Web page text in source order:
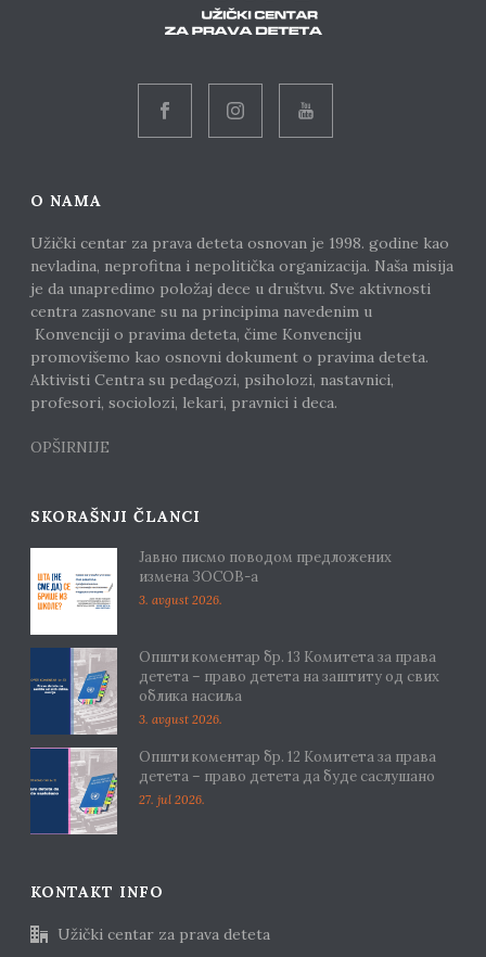
O NAMA
Užički centar za prava deteta osnovan je 1998. godine kao
nevladina, neprofitna i nepolitička organizacija. Naša misija
je da unapredimo položaj dece u društvu. Sve aktivnosti
centra zasnovane su na principima navedenim u
Konvenciji o pravima deteta, čime Konvenciju
promovišemo kao osnovni dokument o pravima deteta.
Aktivisti Centra su pedagozi, psiholozi, nastavnici,
profesori, sociolozi, lekari, pravnici i deca.
OPŠIRNIJE
SKORAŠNJI ČLANCI
Јавно писмо поводом предложених
измена ЗОСОВ-а
3. avgust 2026.
Општи коментар бр. 13 Комитета за права
детета – право детета на заштиту од свих
облика насиља
3. avgust 2026.
Општи коментар бр. 12 Комитета за права
детета – право детета да буде саслушано
27. jul 2026.
KONTAKT INFO
Užički centar za prava deteta